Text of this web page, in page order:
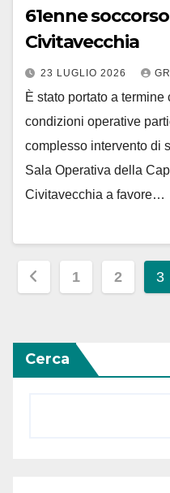
61enne
Civitavecchia
23 LUGLIO 2026
È stato portato a
condizioni operative
complesso intervento di
Sala Operativa della
Civitavecchia a favore…
Paginazione
articoli
1 2 3
Cerca